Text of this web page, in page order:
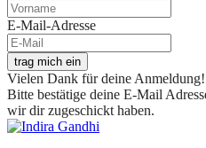
E-Mail-Adresse
trag mich ein
Vielen Dank für deine Anmeldung!
Bitte bestätige deine E-Mail
wir dir zugeschickt haben.